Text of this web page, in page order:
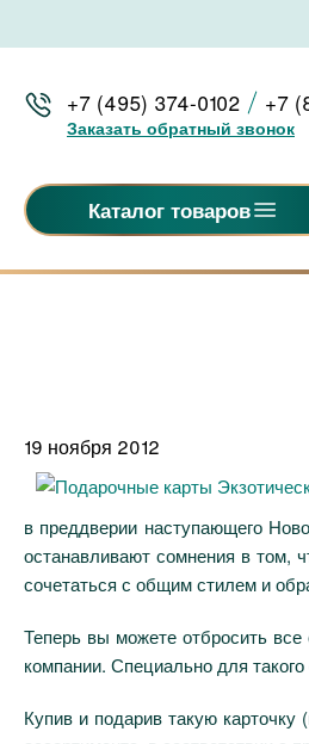
+7 (495) 374-0102 +7
Заказать обратный звонок
Каталог товаров
19 ноября 2012
в преддверии наступающего
останавливают сомнения в том,
сочетаться с общим стилем и
Теперь вы можете отбросить
компании. Специально для
Купив и подарив такую